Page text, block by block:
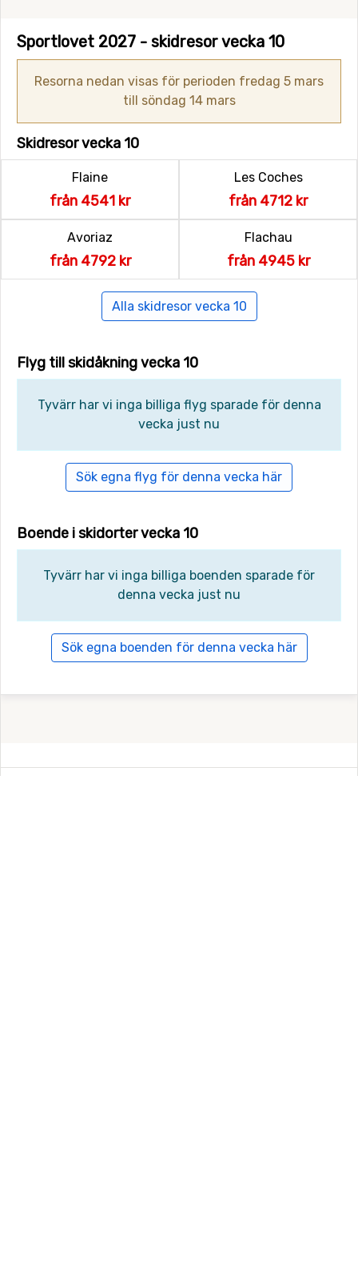
Sportlovet 2027 - skidresor vecka 10
Resorna nedan visas för perioden fredag 5 mars
till söndag 14 mars
Skidresor vecka 10
Flaine
från 4541 kr
Les Coches
från 4712 kr
Avoriaz
från 4792 kr
Flachau
från 4945 kr
Alla skidresor vecka 10
Flyg till skidåkning vecka 10
Tyvärr har vi inga billiga flyg sparade för denna
vecka just nu
Sök egna flyg för denna vecka här
Boende i skidorter vecka 10
Tyvärr har vi inga billiga boenden sparade för
denna vecka just nu
Sök egna boenden för denna vecka här